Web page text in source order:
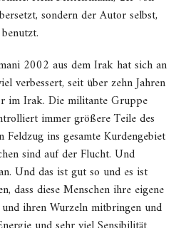
sondern der Autor selbst,
2002 aus dem Irak hat sich an
verbessert, seit über zehn Jahren
im Irak. Die militante Gruppe
immer größere Teile des
ins gesamte Kurdengebiet
sind auf der Flucht. Und
Und das ist gut so und es ist
dass diese Menschen ihre eigene
ihren Wurzeln mitbringen und